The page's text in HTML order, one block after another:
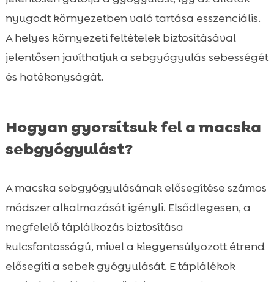
nyugodt környezetben való tartása esszenciális.
A helyes környezeti feltételek biztosításával
jelentősen javíthatjuk a sebgyógyulás sebességét
és hatékonyságát.
Hogyan gyorsítsuk fel a macska
sebgyógyulást?
A macska sebgyógyulásának elősegítése számos
módszer alkalmazását igényli. Elsődlegesen, a
megfelelő táplálkozás biztosítása
kulcsfontosságú, mivel a kiegyensúlyozott étrend
elősegíti a sebek gyógyulását. E táplálékok